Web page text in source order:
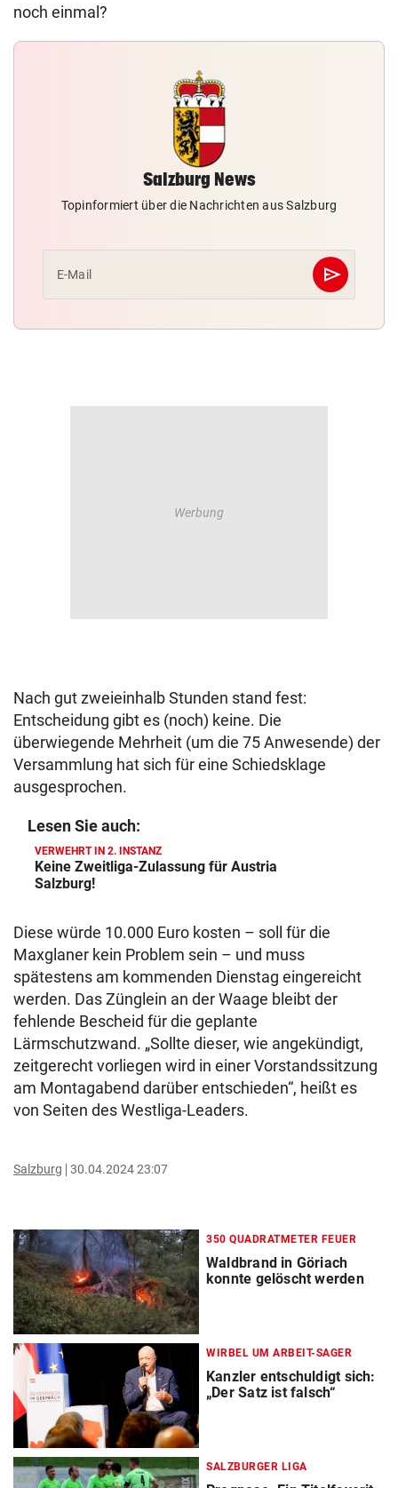
noch einmal?
Salzburg News
Topinformiert über die Nachrichten aus Salzburg
E-Mail send
Abschicken
Nach gut zweieinhalb Stunden stand fest:
Entscheidung gibt es (noch) keine. Die
überwiegende Mehrheit (um die 75 Anwesende) der
Versammlung hat sich für eine Schiedsklage
ausgesprochen.
Lesen Sie auch:
VERWEHRT IN 2. INSTANZ
Keine Zweitliga-Zulassung für Austria
Salzburg!
Diese würde 10.000 Euro kosten – soll für die
Maxglaner kein Problem sein – und muss
spätestens am kommenden Dienstag eingereicht
werden. Das Zünglein an der Waage bleibt der
fehlende Bescheid für die geplante
Lärmschutzwand. „Sollte dieser, wie angekündigt,
zeitgerecht vorliegen wird in einer Vorstandssitzung
am Montagabend darüber entschieden“, heißt es
von Seiten des Westliga-Leaders.
Salzburg 30.04.2024 23:07
350 QUADRATMETER FEUER
Waldbrand in Göriach
konnte gelöscht werden
WIRBEL UM ARBEIT-SAGER
Kanzler entschuldigt sich:
„Der Satz ist falsch“
SALZBURGER LIGA